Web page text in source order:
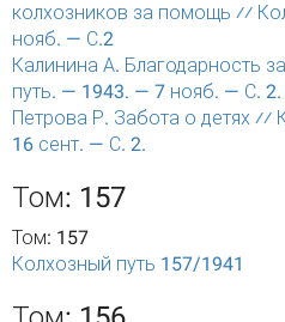
колхозников за помощь ⁄⁄
нояб. — С.2
Калинина А. Благодарность
путь. — 1943. — 7 нояб. — С. 2.
Петрова Р. Забота о детях
16 сент. — С. 2.
Том: 157
Том: 157
Колхозный путь 157/1941